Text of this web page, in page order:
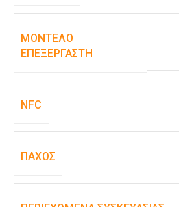
ΜΟΝΤΈΛΟ
ΕΠΕΞΕΡΓΑΣΤΉ
NFC
ΠΆΧΟΣ